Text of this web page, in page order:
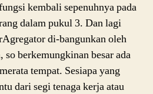
kembali sepenuhnya pada
dalam pukul 3. Dan lagi
di-bangunkan oleh
so berkemungkinan besar ada
tempat. Sesiapa yang
dari segi tenaga kerja atau